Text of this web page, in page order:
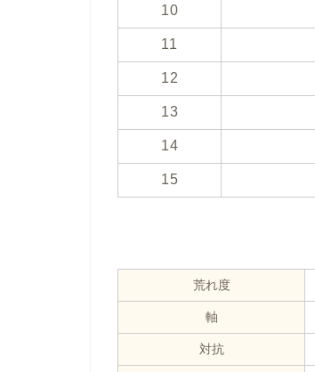
10
11
12
13
14
15
荒れ度
軸
対抗